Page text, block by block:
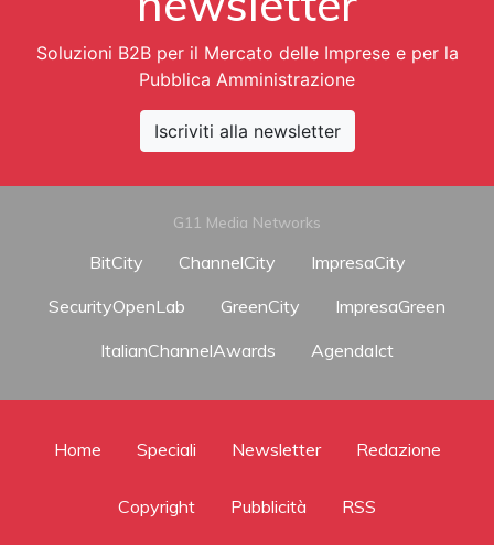
Soluzioni B2B per il Mercato delle Imprese e per la
Pubblica Amministrazione
Iscriviti alla newsletter
G11 Media Networks
BitCity ChannelCity
ImpresaCity
SecurityOpenLab
GreenCity
ImpresaGreen
ItalianChannelAwards
AgendaIct
Home Speciali Newsletter Redazione
Copyright Pubblicità RSS